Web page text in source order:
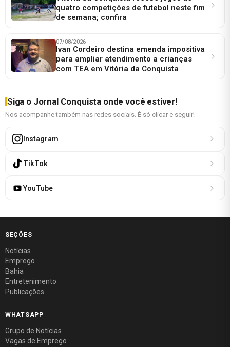
quatro competições de futebol neste fim
de semana; confira
07/08/2026
Ivan Cordeiro destina emenda impositiva
para ampliar atendimento a crianças
com TEA em Vitória da Conquista
Siga o Jornal Conquista onde você estiver!
Nos acompanhe também nas redes sociais. É só clicar e seguir!
Instagram
TikTok
YouTube
SEÇÕES
Notícias
Emprego
Bahia
Entretenimento
Publicações
WHATSAPP
Grupo de Notícias
Vagas de Emprego